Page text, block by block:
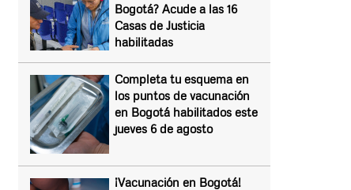
Bogotá? Acude a las 16
Casas de Justicia
habilitadas
Completa tu esquema en
los puntos de vacunación
en Bogotá habilitados este
jueves 6 de agosto
¡Vacunación en Bogotá!